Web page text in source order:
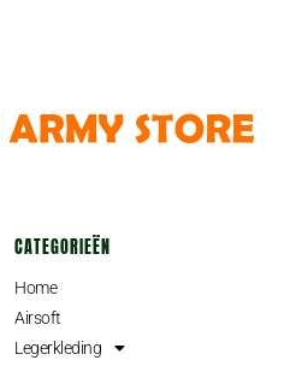
CATEGORIEËN
Home
Airsoft
Legerkleding